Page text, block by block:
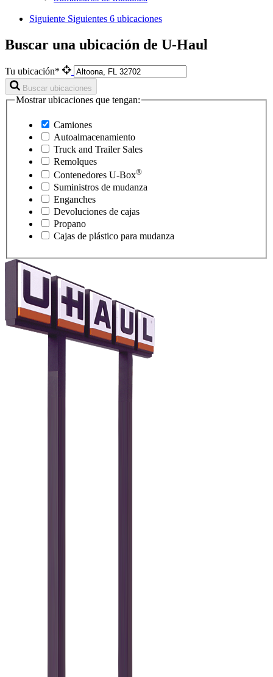
Siguiente Siguientes 6 ubicaciones
Buscar una ubicación de U-Haul
Tu ubicación*
Buscar ubicaciones
Mostrar ubicaciones que tengan:
Camiones
Autoalmacenamiento
Truck and Trailer Sales
Remolques
Contenedores U-Box®
Suministros de mudanza
Enganches
Devoluciones de cajas
Propano
Cajas de plástico para mudanza